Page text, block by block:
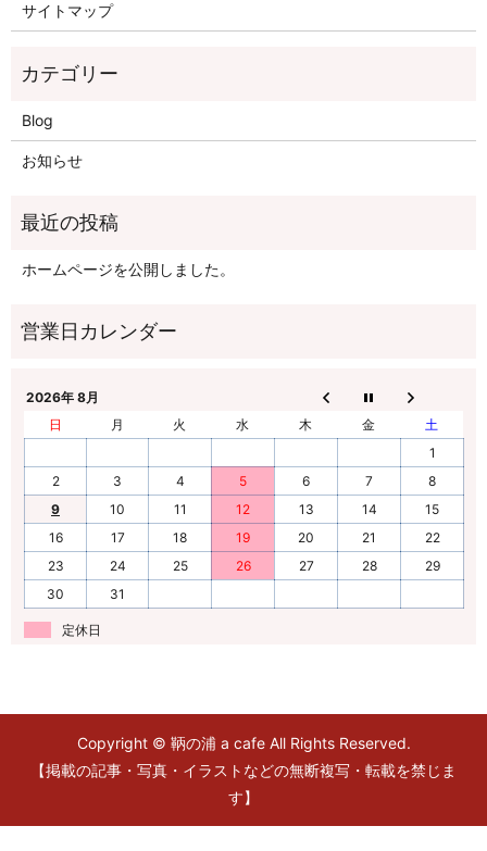
サイトマップ
Blog
お知らせ
ホームページを公開しました。
2026年 8月
日
月 火 水 木 金
土
1
2
3 4 5 6 7
8
9
10 11 12 13 14
15
16
17 18 19 20 21
22
23
24 25 26 27 28
29
30
31
定休日
Copyright © 鞆の浦 a cafe All Rights Reserved.
【掲載の記事・写真・イラストなどの無断複写・転載を禁じま
す】